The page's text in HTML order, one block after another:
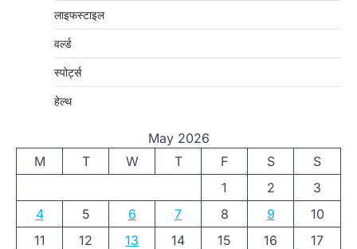
लाइफस्टाइल
वर्ल्ड
स्पोर्ट्स
हेल्थ
May 2026
M
T W T F S
S
1
2
3
4
5 6 7 8 9
10
11
12 13 14 15 16
17